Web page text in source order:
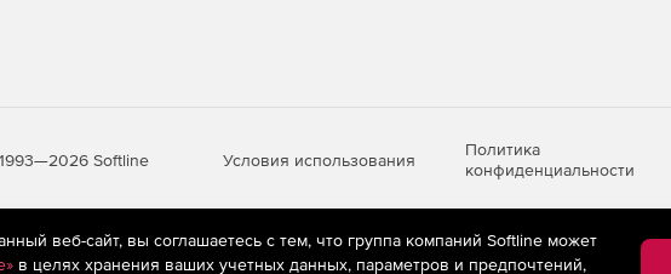
Softline Условия использования
Политика
конфиденциальности
рекомендательные технологии
(информационные технологии
веб-сайт, вы соглашаетесь с тем, что группа компаний Softline может
в целях хранения ваших учетных данных, параметров и предпочтений,